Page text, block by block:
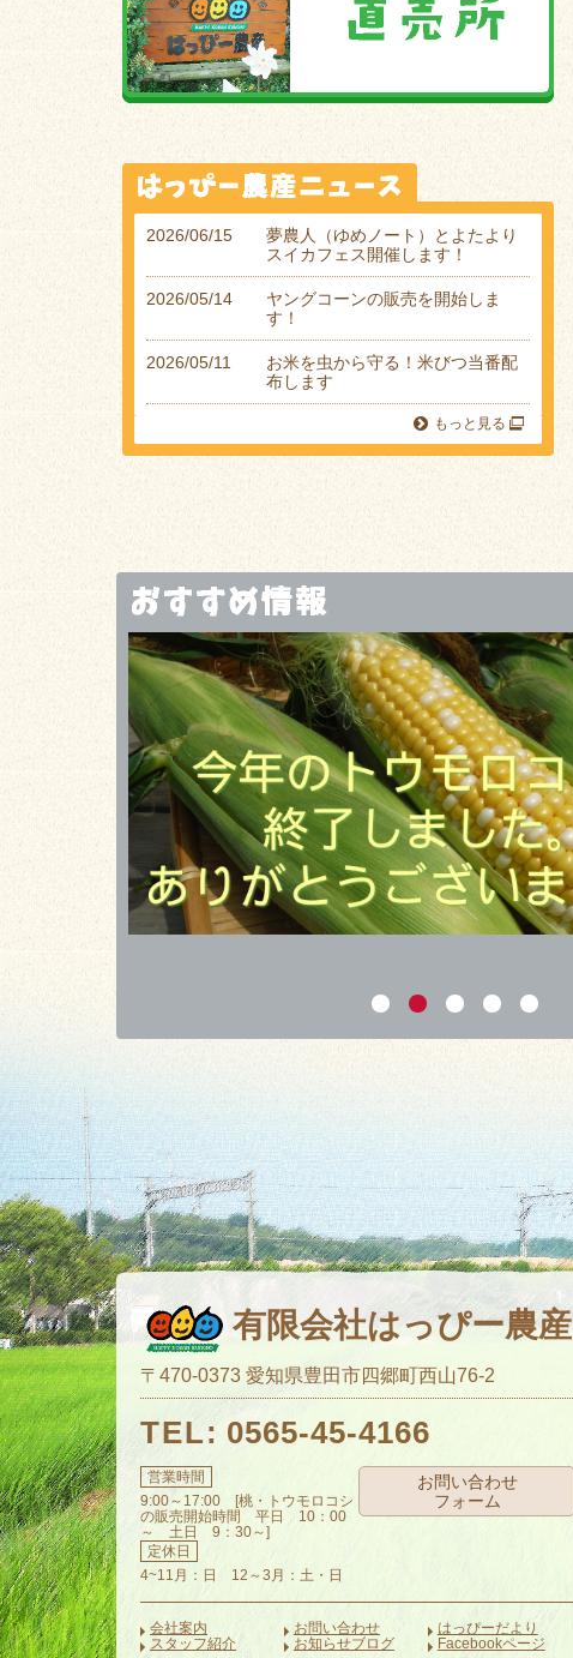
2026/06/15
夢農人（ゆめノート）とよたより
スイカフェス開催します！
2026/05/14
ヤングコーンの販売を開始しま
す！
2026/05/11
お米を虫から守る！米びつ当番配
布します️
もっと見る
有限会社はっぴー農産
〒470-0373 愛知県豊田市四郷町西山76-2
0565-45-4166
営業時間
9:00～17:00 [桃・トウモロコシ
の販売開始時間 平日 10：00
～ 土日 9：30～]
定休日
4~11月：日 12～3月：土・日
お問い合わせ
フォーム
会社案内 お問い合わせ
はっぴーだより
スタッフ紹介
お知らせブログ Facebookページ